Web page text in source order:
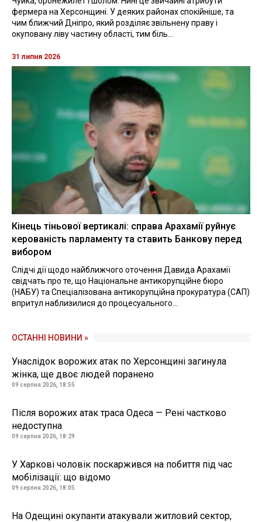
фермера на Херсонщині. У деяких районах спокійніше, та
чим ближчий Дніпро, який розділяє звільнену праву і
окуповану ліву частину області, тим біль...
31 липня 2026
Кінець тіньової вертикалі: справа Арахамії руйнує
керованість парламенту та ставить Банкову перед
вибором
Слідчі дії щодо найближчого оточення Давида Арахамії
свідчать про те, що Національне антикорупційне бюро
(НАБУ) та Спеціалізована антикорупційна прокуратура (САП)
впритул наблизилися до процесуального...
ОСТАННІ НОВИНИ »
Унаслідок ворожих атак по Херсонщині загинула
жінка, ще двоє людей поранено
09 серпня 2026, 18:55
Після ворожих атак траса Одеса — Рені частково
недоступна
09 серпня 2026, 18:29
У Харкові чоловік поскаржився на побиття під час
мобілізації: що відомо
09 серпня 2026, 18:05
На Одещині окупанти атакували житловий сектор,